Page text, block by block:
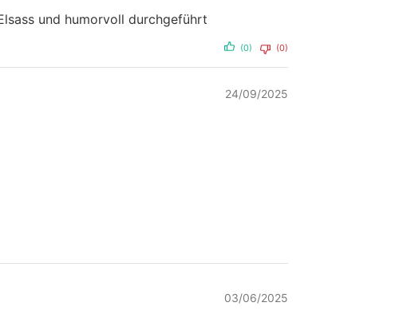
und humorvoll durchgeführt
(0) (0)
24/09/2025
03/06/2025